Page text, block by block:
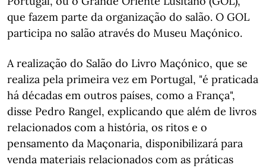
que fazem parte da organização do salão. O GOL
participa no salão através do Museu Maçónico.
A realização do Salão do Livro Maçónico, que se
realiza pela primeira vez em Portugal, "é praticada
há décadas em outros países, como a França",
disse Pedro Rangel, explicando que além de livros
relacionados com a história, os ritos e o
pensamento da Maçonaria, disponibilizará para
venda materiais relacionados com as práticas